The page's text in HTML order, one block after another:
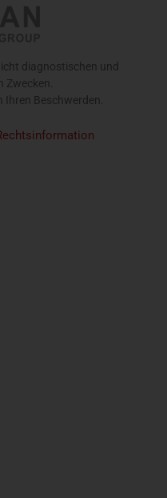
diagnostischen und
Beschwerden.